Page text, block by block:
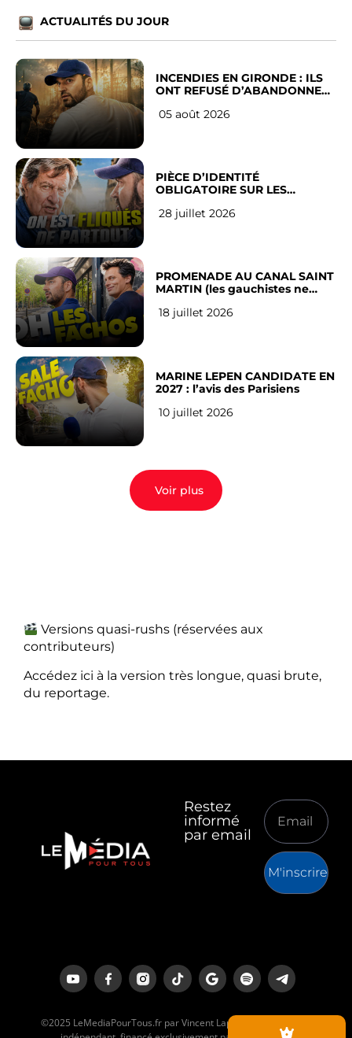
ACTUALITÉS DU JOUR
INCENDIES EN GIRONDE : ILS
ONT REFUSÉ D’ABANDONNER
05 août 2026
PIÈCE D’IDENTITÉ
OBLIGATOIRE SUR LES
Français
28 juillet 2026
PROMENADE AU CANAL SAINT
MARTIN (les gauchistes ne
18 juillet 2026
MARINE LEPEN CANDIDATE EN
2027 : l’avis des Parisiens
10 juillet 2026
Voir plus
Versions quasi-rushs (réservées aux
contributeurs)
Accédez ici à la version très longue, quasi brute,
du reportage.
Restez
informé
par email
M'inscrire
©2025 LeMediaPourTous.fr par Vincent Lapierre est un média